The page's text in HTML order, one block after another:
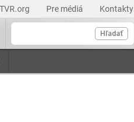
Pre médiá Kontakty
Hľadať